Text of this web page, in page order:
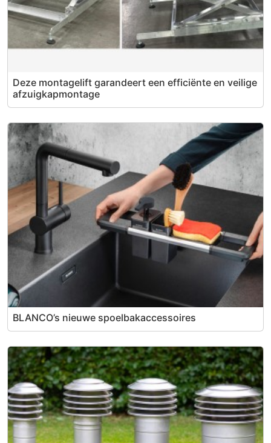
Deze montagelift garandeert een efficiënte en veilige
afzuigkapmontage
BLANCO’s nieuwe spoelbakaccessoires